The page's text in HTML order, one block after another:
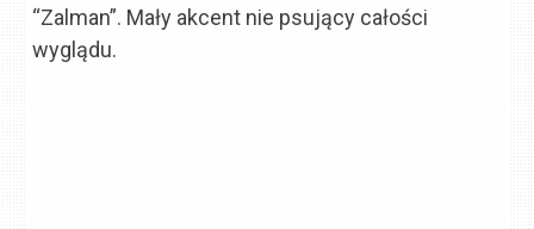
“Zalman”. Mały akcent nie psujący całości
wyglądu.